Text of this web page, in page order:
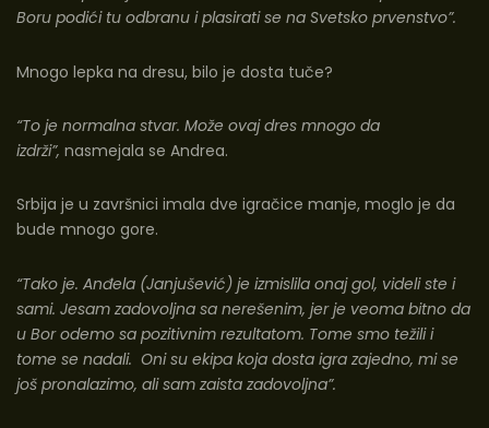
Boru podići tu odbranu i plasirati se na Svetsko prvenstvo”.
Mnogo lepka na dresu, bilo je dosta tuče?
“To je normalna stvar. Može ovaj dres mnogo da
izdrži”, nasmejala se Andrea.
Srbija je u završnici imala dve igračice manje, moglo je da
bude mnogo gore.
“Tako je. Anđela (Janjušević) je izmislila onaj gol, videli ste i
sami. Jesam zadovoljna sa nerešenim, jer je veoma bitno da
u Bor odemo sa pozitivnim rezultatom. Tome smo težili i
tome se nadali. Oni su ekipa koja dosta igra zajedno, mi se
još pronalazimo, ali sam zaista zadovoljna”.